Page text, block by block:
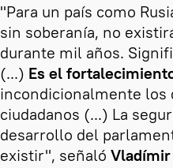
"Para un país como
sin soberanía, no
durante mil años.
(...) Es el
incondicionalmente los
ciudadanos (...) La
desarrollo del
existir", señaló